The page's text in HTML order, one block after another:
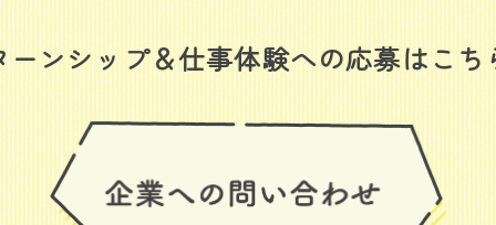
ーンシップ＆仕事体験への応募はこち